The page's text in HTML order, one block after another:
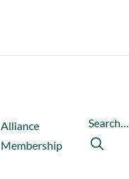
Alliance
Membership
Search…